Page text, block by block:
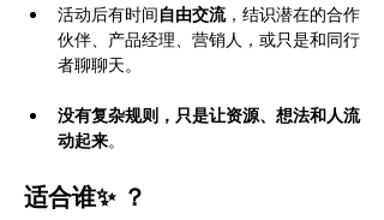
活动后有时间自由交流，结识潜在的合作
伙伴、产品经理、营销人，或只是和同行
者聊聊天。
没有复杂规则，只是让资源、想法和人流
动起来。
适合谁✨ ？